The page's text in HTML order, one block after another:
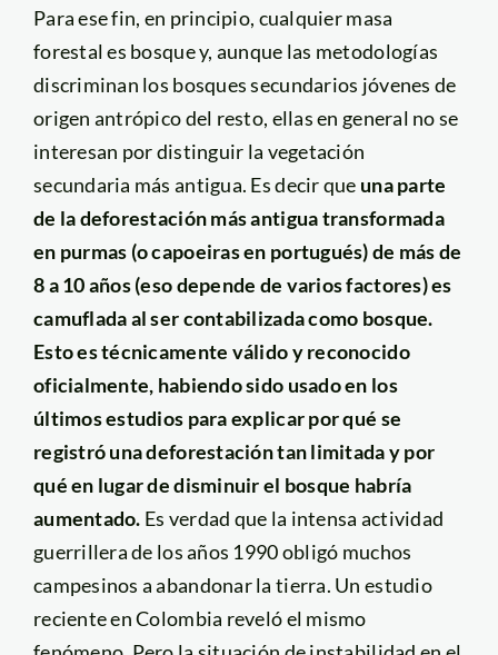
Para ese fin, en principio, cualquier masa
forestal es bosque y, aunque las metodologías
discriminan los bosques secundarios jóvenes de
origen antrópico del resto, ellas en general no se
interesan por distinguir la vegetación
secundaria más antigua. Es decir que una parte
de la deforestación más antigua transformada
en purmas (o capoeiras en portugués) de más de
8 a 10 años (eso depende de varios factores) es
camuflada al ser contabilizada como bosque.
Esto es técnicamente válido y reconocido
oficialmente, habiendo sido usado en los
últimos estudios para explicar por qué se
registró una deforestación tan limitada y por
qué en lugar de disminuir el bosque habría
aumentado. Es verdad que la intensa actividad
guerrillera de los años 1990 obligó muchos
campesinos a abandonar la tierra. Un estudio
reciente en Colombia reveló el mismo